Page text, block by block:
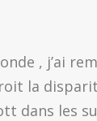
, j’ai
la
dans les